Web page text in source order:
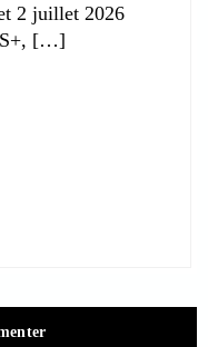
2 juillet 2026